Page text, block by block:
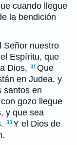
cuando llegue
la bendición
Señor nuestro
Espíritu, que
Dios, 31Que
en Judea, y
santos en
gozo llegue
y que sea
33Y el Dios de